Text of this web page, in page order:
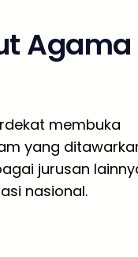
Agama
membuka
yang
jurusan
nasional.